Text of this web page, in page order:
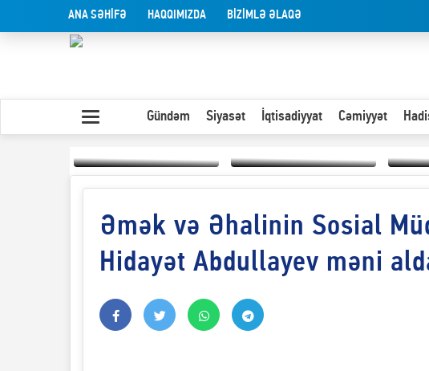
ANA SƏHİFƏ HAQQIMIZDA BİZİMLƏ ƏLAQƏ
Gündəm Siyasət İqtisadiyyat Cəmiyyət
Yaxın Şərqdəki
müharibənin qısa
təhlili
Olduğu kimi görünən
insan
"Xoş
pul
Əmək və Əhalinin Sosial
Hidayət Abdullayev məni